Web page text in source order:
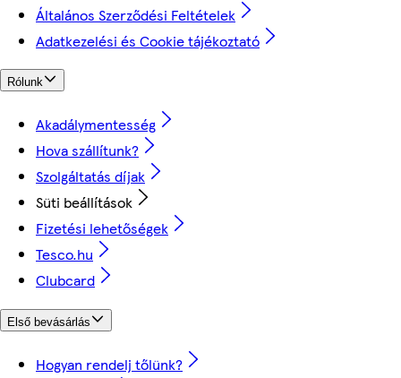
Általános Szerződési Feltételek
Adatkezelési és Cookie tájékoztató
Rólunk
Akadálymentesség
Hova szállítunk?
Szolgáltatás díjak
Süti beállítások
Fizetési lehetőségek
Tesco.hu
Clubcard
Első bevásárlás
Hogyan rendelj tőlünk?